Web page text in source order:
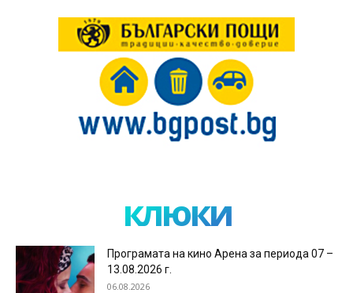
клюки
Програмата на кино Арена за периода 07 –
13.08.2026 г.
06.08.2026